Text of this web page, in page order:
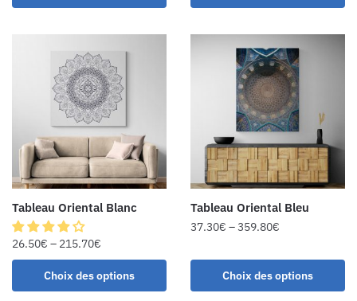
Tableau Oriental Blanc
26.50€ – 215.70€
Choix des options
Tableau Oriental Bleu
37.30€ –359.80€
Choix des options